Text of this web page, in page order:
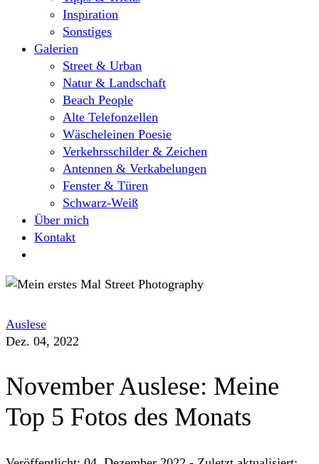
Inspiration
Sonstiges
Galerien
Street & Urban
Natur & Landschaft
Beach People
Alte Telefonzellen
Wäscheleinen Poesie
Verkehrsschilder & Zeichen
Antennen & Verkabelungen
Fenster & Türen
Schwarz-Weiß
Über mich
Kontakt
Auslese
Dez. 04, 2022
November Auslese: Meine
Top 5 Fotos des Monats